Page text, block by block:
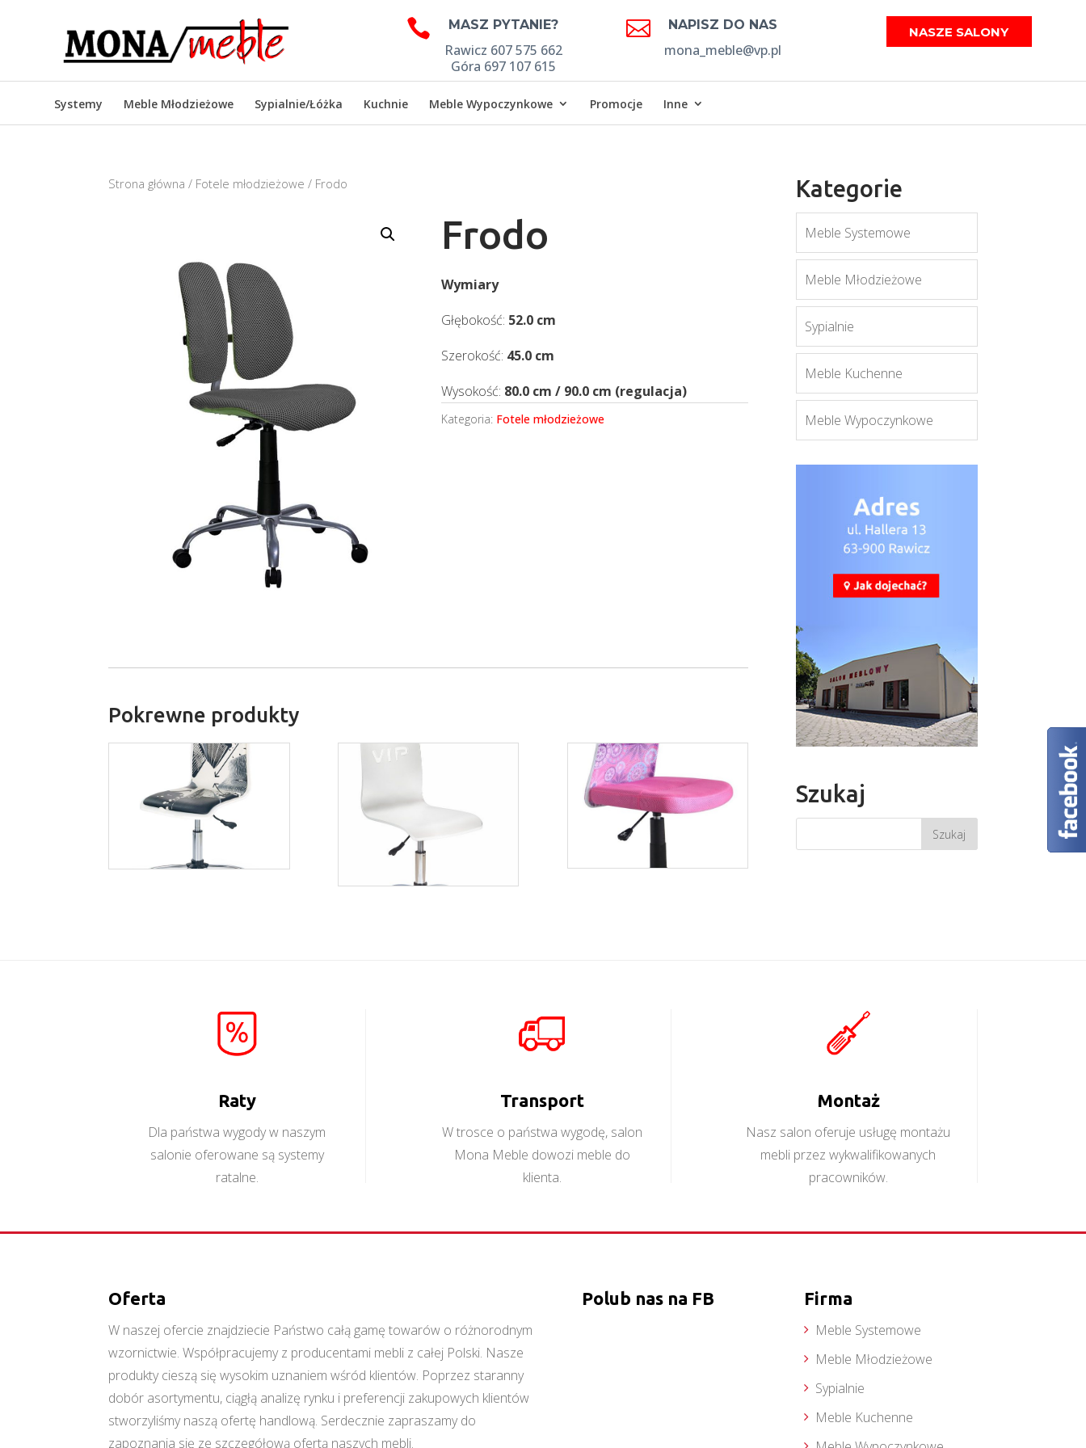
 MASZ PYTANIE?
Rawicz 607 575 662
Góra 697 107 615
 NAPISZ DO NAS
mona_meble@vp.pl
NASZE SALONY
Systemy Meble Młodzieżowe Sypialnie/Łóżka Kuchnie Meble Wypoczynkowe Promocje Inne
Strona główna / Fotele młodzieżowe / Frodo
Frodo
Wymiary
Głębokość: 52.0 cm
Szerokość: 45.0 cm
Wysokość: 80.0 cm / 90.0 cm (regulacja)
Kategoria: Fotele młodzieżowe
Pokrewne produkty
Kategorie
Meble Systemowe
Meble Młodzieżowe
Sypialnie
Meble Kuchenne
Meble Wypoczynkowe
Szukaj
Raty
Dla państwa wygody w naszym
salonie oferowane są systemy
ratalne.
Transport
W trosce o państwa wygodę, salon
Mona Meble dowozi meble do
klienta.
Montaż
Nasz salon oferuje usługę montażu
mebli przez wykwalifikowanych
pracowników.
Oferta
W naszej ofercie znajdziecie Państwo całą gamę towarów o różnorodnym
wzornictwie. Współpracujemy z producentami mebli z całej Polski. Nasze
produkty cieszą się wysokim uznaniem wśród klientów. Poprzez staranny
dobór asortymentu, ciągłą analizę rynku i preferencji zakupowych klientów
stworzyliśmy naszą ofertę handlową. Serdecznie zapraszamy do
zapoznania się ze szczegółową ofertą naszych mebli.
Polub nas na FB Firma
Meble Systemowe
Meble Młodzieżowe
Sypialnie
Meble Kuchenne